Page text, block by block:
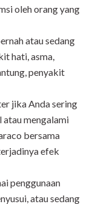
oleh orang yang
atau sedang
hati, asma,
penyakit
jika Anda sering
atau mengalami
bersama
efek
penggunaan
atau sedang